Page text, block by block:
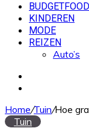
BUDGETFOOD
KINDEREN
MODE
REIZEN
Auto’s
Home/Tuin/Hoe
Tuin